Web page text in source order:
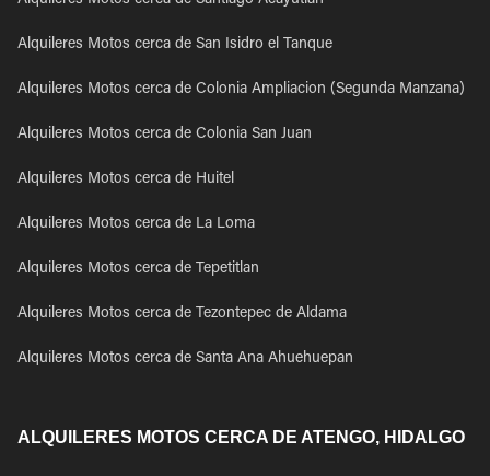
Alquileres Motos cerca de San Isidro el Tanque
Alquileres Motos cerca de Colonia Ampliacion (Segunda Manzana)
Alquileres Motos cerca de Colonia San Juan
Alquileres Motos cerca de Huitel
Alquileres Motos cerca de La Loma
Alquileres Motos cerca de Tepetitlan
Alquileres Motos cerca de Tezontepec de Aldama
Alquileres Motos cerca de Santa Ana Ahuehuepan
ALQUILERES MOTOS CERCA DE ATENGO, HIDALGO